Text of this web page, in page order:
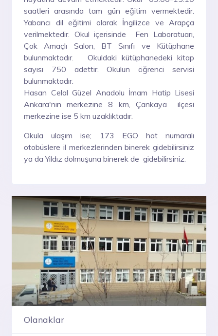
saatleri arasında tam gün eğitim vermektedir.
Yabancı dil eğitimi olarak İngilizce ve Arapça
verilmektedir. Okul içerisinde Fen Laboratuarı,
Çok Amaçlı Salon, BT Sınıfı ve Kütüphane
bulunmaktadır. Okuldaki kütüphanedeki kitap
sayısı 750 adettir. Okulun öğrenci servisi
bulunmaktadır.
Hasan Celal Güzel Anadolu İmam Hatip Lisesi
Ankara'nın merkezine 8 km, Çankaya ilçesi
merkezine ise 5 km uzaklıktadır.
Okula ulaşım ise; 173 EGO hat numaralı
otobüslere il merkezlerinden binerek gidebilirsiniz
ya da Yıldız dolmuşuna binerek de gidebilirsiniz.
Olanaklar